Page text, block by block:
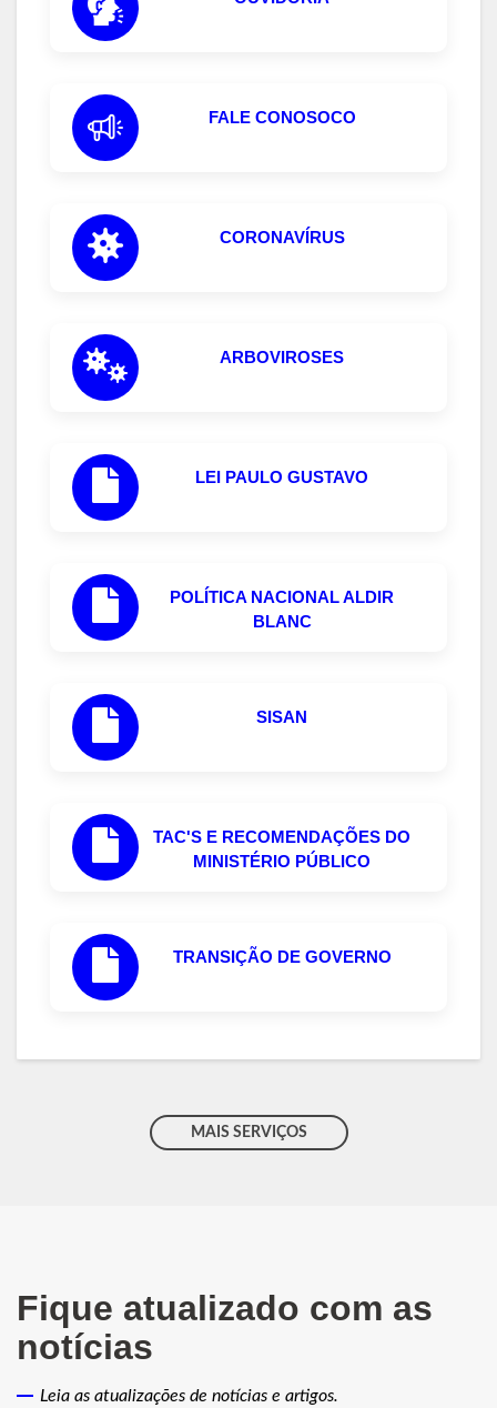
FALE CONOSOCO
CORONAVÍRUS
ARBOVIROSES
LEI PAULO GUSTAVO
POLÍTICA NACIONAL ALDIR
BLANC
SISAN
TAC'S E RECOMENDAÇÕES DO
MINISTÉRIO PÚBLICO
TRANSIÇÃO DE GOVERNO
MAIS SERVIÇOS
Fique atualizado com as
notícias
Leia as atualizações de notícias e artigos.